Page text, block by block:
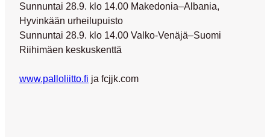
Sunnuntai 28.9. klo 14.00 Makedonia–Albania,
Hyvinkään urheilupuisto
Sunnuntai 28.9. klo 14.00 Valko-Venäjä–Suomi
Riihimäen keskuskenttä
www.palloliitto.fi ja fcjjk.com